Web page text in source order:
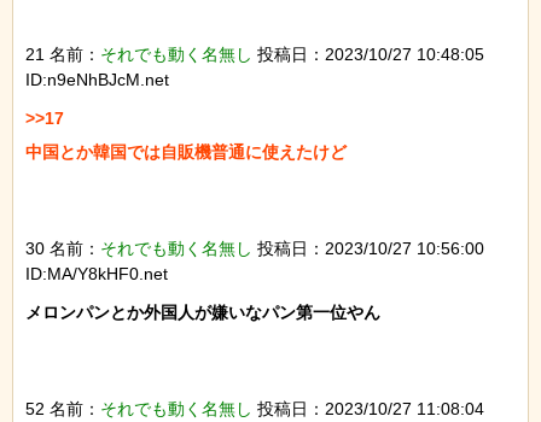
21 名前： それでも動く名無し 投稿日：2023/10/27 10:48:05
ID:n9eNhBJcM.net
>>17
中国とか韓国では自販機普通に使えたけど
30 名前： それでも動く名無し 投稿日：2023/10/27 10:56:00
ID:MA/Y8kHF0.net
メロンパンとか外国人が嫌いなパン第一位やん
52 名前： それでも動く名無し 投稿日：2023/10/27 11:08:04